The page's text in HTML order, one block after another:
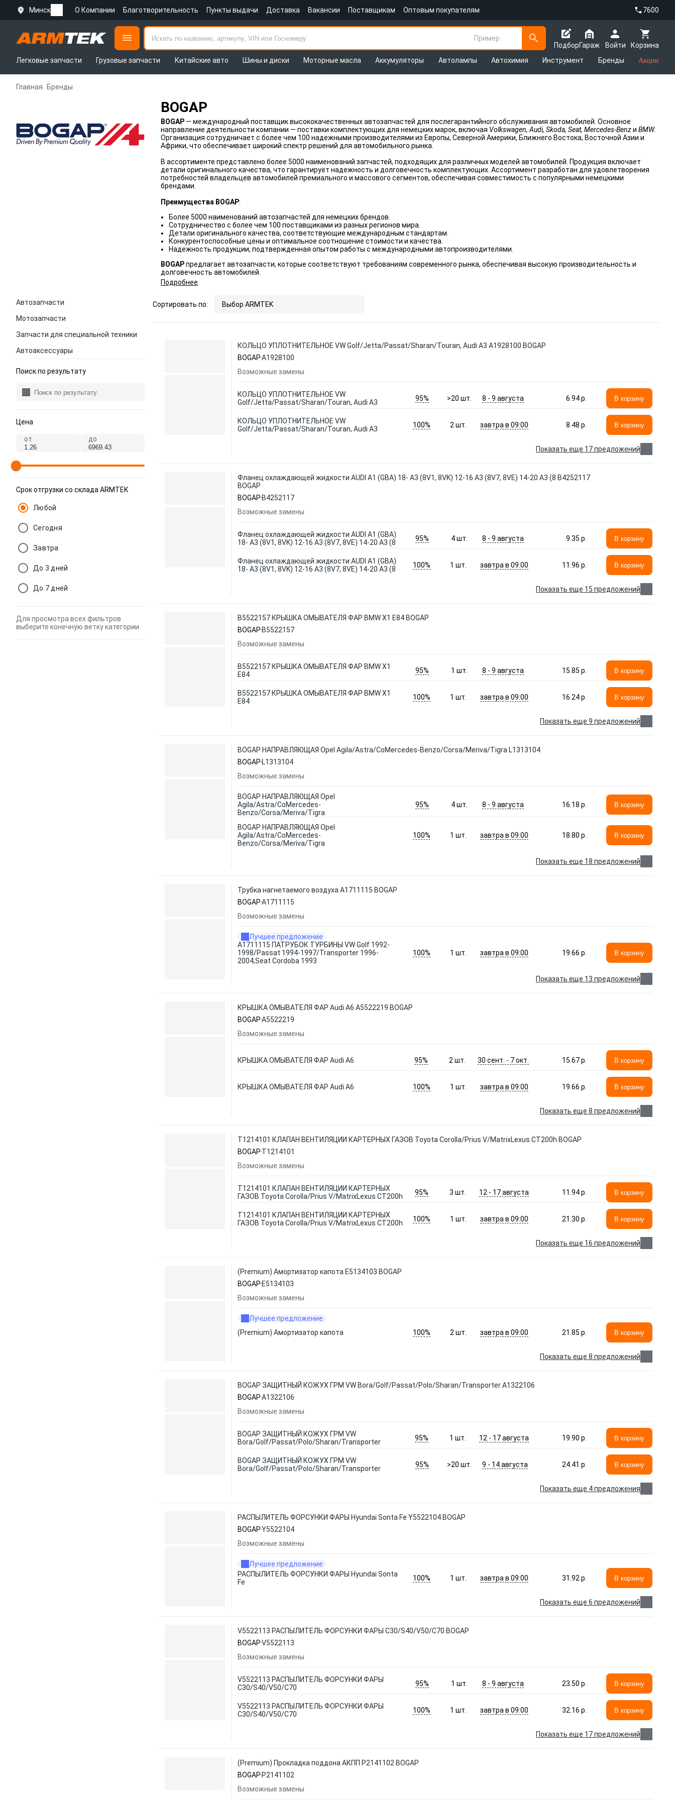
Минск О Компании Благотворительность Пункты выдачи Доставка Вакансии Поставщикам Оптовым покупателям 7600
Пример
Подбор
Корзина
Гараж
Войти
Легковые запчасти
Грузовые запчасти Китайские авто Шины и диски Моторные масла Аккумуляторы Автолампы Автохимия Инструмент Бренды Акции
Главная Бренды
BOGAP
BOGAP — международный поставщик высококачественных автозапчастей для послегарантийного обслуживания автомобилей. Основное
направление деятельности компании — поставки комплектующих для немецких марок, включая Volkswagen, Audi, Skoda, Seat, Mercedes-Benzи BMW.
Организация сотрудничает с более чем 100 надежными производителями из Европы, Северной Америки, Ближнего Востока, Восточной Азии и
Африки, что обеспечивает широкий спектр решений для автомобильного рынка.
В ассортименте представлено более 5000 наименований запчастей, подходящих для различных моделей автомобилей. Продукция включает
детали оригинального качества, что гарантирует надежность и долговечность комплектующих. Ассортимент разработан для удовлетворения
потребностей владельцев автомобилей премиального и массового сегментов, обеспечивая совместимость с популярными немецкими
брендами.
Преимущества BOGAP:
Более 5000 наименований автозапчастей для немецких брендов.
Сотрудничество с более чем 100 поставщиками из разных регионов мира.
Детали оригинального качества, соответствующие международным стандартам.
Конкурентоспособные цены и оптимальное соотношение стоимости и качества.
Надежность продукции, подтвержденная опытом работы с международными автопроизводителями.
BOGAPпредлагает автозапчасти, которые соответствуют требованиям современного рынка, обеспечивая высокую производительность и
долговечность автомобилей.
Подробнее
Автозапчасти
Мотозапчасти
Запчасти для специальной техники
Автоаксессуары
Поиск по результату
Цена
от до
Срок отгрузки со склада ARMTEK
Любой
Сегодня
Завтра
До 3 дней
До 7 дней
Для просмотра всех фильтров
выберите конечную ветку категории
Сортировать по: Выбор ARMTEK
КОЛЬЦО УПЛОТНИТЕЛЬНОЕ VW Golf/Jetta/Passat/Sharan/Touran, Audi A3 A1928100 BOGAP
BOGAPA1928100
Возможные замены
КОЛЬЦО УПЛОТНИТЕЛЬНОЕ VW
Golf/Jetta/Passat/Sharan/Touran, Audi A3
95% >20шт. 8 - 9 августа 6.94 p. В корзину
КОЛЬЦО УПЛОТНИТЕЛЬНОЕ VW
Golf/Jetta/Passat/Sharan/Touran, Audi A3
100% 2шт. завтра в 09:00 8.48 p. В корзину
Показать еще 17 предложений
Фланец охлаждающей жидкости AUDI A1 (GBA) 18- A3 (8V1, 8VK) 12-16 A3 (8V7, 8VE) 14-20 A3 (8 B4252117
BOGAP
BOGAP B4252117
Возможные замены
Фланец охлаждающей жидкости AUDI A1 (GBA)
18- A3 (8V1, 8VK) 12-16 A3 (8V7, 8VE) 14-20 A3 (8
95% 4шт. 8 - 9 августа 9.35 p. В корзину
Фланец охлаждающей жидкости AUDI A1 (GBA)
18- A3 (8V1, 8VK) 12-16 A3 (8V7, 8VE) 14-20 A3 (8
100% 1шт. завтра в 09:00 11.96 p. В корзину
Показать еще 15 предложений
B5522157 КРЫШКА ОМЫВАТЕЛЯ ФАР BMW X1 E84 BOGAP
BOGAP B5522157
Возможные замены
B5522157 КРЫШКА ОМЫВАТЕЛЯ ФАР BMW X1
E84
95% 1шт. 8 - 9 августа 15.85 p. В корзину
B5522157 КРЫШКА ОМЫВАТЕЛЯ ФАР BMW X1
E84
100% 1шт. завтра в 09:00 16.24 p. В корзину
Показать еще 9 предложений
BOGAP НАПРАВЛЯЮЩАЯ Opel Agila/Astra/CoMercedes-Benzo/Corsa/Meriva/Tigra L1313104
BOGAP L1313104
Возможные замены
BOGAP НАПРАВЛЯЮЩАЯ Opel
Agila/Astra/CoMercedes-
Benzo/Corsa/Meriva/Tigra
95% 4шт. 8 - 9 августа 16.18 p. В корзину
BOGAP НАПРАВЛЯЮЩАЯ Opel
Agila/Astra/CoMercedes-
Benzo/Corsa/Meriva/Tigra
100% 1шт. завтра в 09:00 18.80 p. В корзину
Показать еще 18 предложений
Трубка нагнетаемого воздуха A1711115 BOGAP
BOGAPA1711115
Возможные замены
Лучшее предложение
A1711115 ПАТРУБОК ТУРБИНЫ VW Golf 1992-
1998/Passat 1994-1997/Transporter 1996-
2004,Seat Cordoba 1993
100% 1шт. завтра в 09:00 19.66 p. В корзину
Показать еще 13 предложений
КРЫШКА ОМЫВАТЕЛЯ ФАР Audi A6 A5522219 BOGAP
BOGAPA5522219
Возможные замены
КРЫШКА ОМЫВАТЕЛЯ ФАР Audi A6 95% 2 шт. 30 сент. - 7 окт. 15.67 p. В корзину
КРЫШКА ОМЫВАТЕЛЯ ФАР Audi A6 100% 1шт. завтра в 09:00 19.66 p. В корзину
Показать еще 8 предложений
T1214101 КЛАПАН ВЕНТИЛЯЦИИ КАРТЕРНЫХ ГАЗОВ Toyota Corolla/Prius V/MatrixLexus CT200h BOGAP
BOGAP T1214101
Возможные замены
T1214101 КЛАПАН ВЕНТИЛЯЦИИ КАРТЕРНЫХ
ГАЗОВ Toyota Corolla/Prius V/MatrixLexus CT200h
95% 3 шт. 12 - 17 августа 11.94 p. В корзину
T1214101 КЛАПАН ВЕНТИЛЯЦИИ КАРТЕРНЫХ
ГАЗОВ Toyota Corolla/Prius V/MatrixLexus CT200h
100% 1шт. завтра в 09:00 21.30 p. В корзину
Показать еще 16 предложений
(Premium) Амортизатор капота E5134103 BOGAP
BOGAP E5134103
Возможные замены
Лучшее предложение
(Premium) Амортизатор капота
100% 2шт. завтра в 09:00 21.85 p. В корзину
Показать еще 8 предложений
BOGAP ЗАЩИТНЫЙ КОЖУХ ГРМ VW Bora/Golf/Passat/Polo/Sharan/Transporter A1322106
BOGAPA1322106
Возможные замены
BOGAP ЗАЩИТНЫЙ КОЖУХ ГРМ VW
Bora/Golf/Passat/Polo/Sharan/Transporter
95% 1 шт. 12 - 17 августа 19.90 p. В корзину
BOGAP ЗАЩИТНЫЙ КОЖУХ ГРМ VW
Bora/Golf/Passat/Polo/Sharan/Transporter
95% >20шт. 9 - 14 августа 24.41 p. В корзину
Показать еще 4 предложения
РАСПЫЛИТЕЛЬ ФОРСУНКИ ФАРЫ Hyundai Sonta Fe Y5522104 BOGAP
BOGAPY5522104
Возможные замены
Лучшее предложение
РАСПЫЛИТЕЛЬ ФОРСУНКИ ФАРЫ Hyundai Sonta
Fe
100% 1шт. завтра в 09:00 31.92 p. В корзину
Показать еще 6 предложений
V5522113 РАСПЫЛИТЕЛЬ ФОРСУНКИ ФАРЫ C30/S40/V50/C70 BOGAP
BOGAPV5522113
Возможные замены
V5522113 РАСПЫЛИТЕЛЬ ФОРСУНКИ ФАРЫ
C30/S40/V50/C70
95% 1шт. 8 - 9 августа 23.50 p. В корзину
V5522113 РАСПЫЛИТЕЛЬ ФОРСУНКИ ФАРЫ
C30/S40/V50/C70
100% 1шт. завтра в 09:00 32.16 p. В корзину
Показать еще 17 предложений
(Premium) Прокладка поддона АКПП P2141102 BOGAP
BOGAP P2141102
Возможные замены